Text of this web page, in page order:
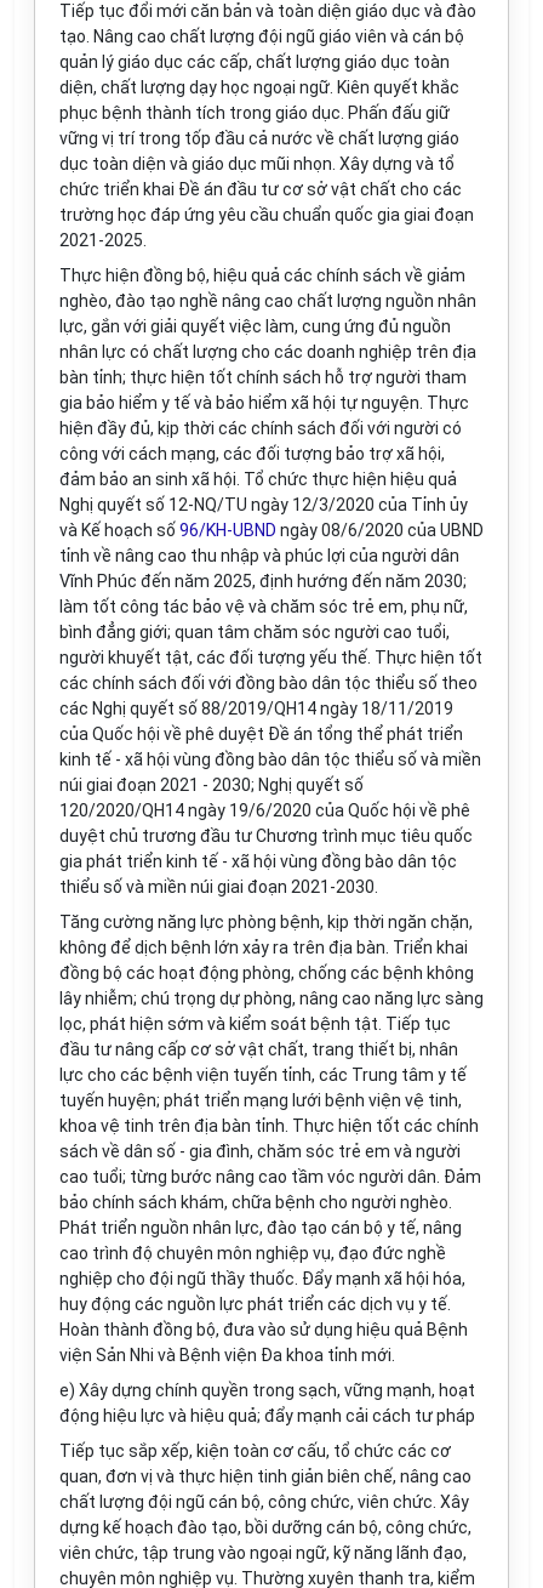
Tiếp tục đổi mới căn bản và toàn diện giáo dục và đào
tạo. Nâng cao chất lượng đội ngũ giáo viên và cán bộ
quản lý giáo dục các cấp, chất lượng giáo dục toàn
diện, chất lượng dạy học ngoại ngữ. Kiên quyết khắc
phục bệnh thành tích trong giáo dục. Phấn đấu giữ
vững vị trí trong tốp đầu cả nước về chất lượng giáo
dục toàn diện và giáo dục mũi nhọn. Xây dựng và tổ
chức triển khai Đề án đầu tư cơ sở vật chất cho các
trường học đáp ứng yêu cầu chuẩn quốc gia giai đoạn
2021-2025.
Thực hiện đồng bộ, hiệu quả các chính sách về giảm
nghèo, đào tạo nghề nâng cao chất lượng nguồn nhân
lực, gắn với giải quyết việc làm, cung ứng đủ nguồn
nhân lực có chất lượng cho các doanh nghiệp trên địa
bàn tỉnh; thực hiện tốt chính sách hỗ trợ người tham
gia bảo hiểm y tế và bảo hiểm xã hội tự nguyện. Thực
hiện đầy đủ, kịp thời các chính sách đối với người có
công với cách mạng, các đối tượng bảo trợ xã hội,
đảm bảo an sinh xã hội. Tổ chức thực hiện hiệu quả
Nghị quyết số 12-NQ/TU ngày 12/3/2020 của Tỉnh ủy
và Kế hoạch số 96/KH-UBND ngày 08/6/2020 của UBND
tỉnh về nâng cao thu nhập và phúc lợi của người dân
Vĩnh Phúc đến năm 2025, định hướng đến năm 2030;
làm tốt công tác bảo vệ và chăm sóc trẻ em, phụ nữ,
bình đẳng giới; quan tâm chăm sóc người cao tuổi,
người khuyết tật, các đối tượng yếu thế. Thực hiện tốt
các chính sách đối với đồng bào dân tộc thiểu số theo
các Nghị quyết số 88/2019/QH14 ngày 18/11/2019
của Quốc hội về phê duyệt Đề án tổng thể phát triển
kinh tế - xã hội vùng đồng bào dân tộc thiểu số và miền
núi giai đoạn 2021 - 2030; Nghị quyết số
120/2020/QH14 ngày 19/6/2020 của Quốc hội về phê
duyệt chủ trương đầu tư Chương trình mục tiêu quốc
gia phát triển kinh tế - xã hội vùng đồng bào dân tộc
thiểu số và miền núi giai đoạn 2021-2030.
Tăng cường năng lực phòng bệnh, kịp thời ngăn chặn,
không để dịch bệnh lớn xảy ra trên địa bàn. Triển khai
đồng bộ các hoạt động phòng, chống các bệnh không
lây nhiễm; chú trọng dự phòng, nâng cao năng lực sàng
lọc, phát hiện sớm và kiểm soát bệnh tật. Tiếp tục
đầu tư nâng cấp cơ sở vật chất, trang thiết bị, nhân
lực cho các bệnh viện tuyến tỉnh, các Trung tâm y tế
tuyến huyện; phát triển mạng lưới bệnh viện vệ tinh,
khoa vệ tinh trên địa bàn tỉnh. Thực hiện tốt các chính
sách về dân số - gia đình, chăm sóc trẻ em và người
cao tuổi; từng bước nâng cao tầm vóc người dân. Đảm
bảo chính sách khám, chữa bệnh cho người nghèo.
Phát triển nguồn nhân lực, đào tạo cán bộ y tế, nâng
cao trình độ chuyên môn nghiệp vụ, đạo đức nghề
nghiệp cho đội ngũ thầy thuốc. Đẩy mạnh xã hội hóa,
huy động các nguồn lực phát triển các dịch vụ y tế.
Hoàn thành đồng bộ, đưa vào sử dụng hiệu quả Bệnh
viện Sản Nhi và Bệnh viện Đa khoa tỉnh mới.
e) Xây dựng chính quyền trong sạch, vững mạnh, hoạt
động hiệu lực và hiệu quả; đẩy mạnh cải cách tư pháp
Tiếp tục sắp xếp, kiện toàn cơ cấu, tổ chức các cơ
quan, đơn vị và thực hiện tinh giản biên chế, nâng cao
chất lượng đội ngũ cán bộ, công chức, viên chức. Xây
dựng kế hoạch đào tạo, bồi dưỡng cán bộ, công chức,
viên chức, tập trung vào ngoại ngữ, kỹ năng lãnh đạo,
chuyên môn nghiệp vụ. Thường xuyên thanh tra, kiểm